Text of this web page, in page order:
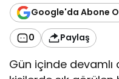
Google'da Abone
0 Paylaş
Gün içinde